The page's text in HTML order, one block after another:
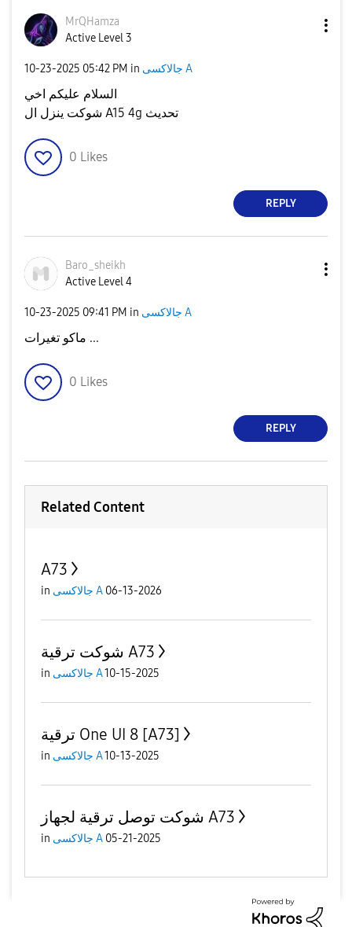
MrQHamza
Active Level 3
‎10-23-2025 05:42 PM in جالاكسى A
السلام عليكم اخي
شوكت ينزل ال A15 4g تحديث
0 Likes
REPLY
Baro_sheikh
Active Level 4
‎10-23-2025 09:41 PM in جالاكسى A
ماكو تغيرات ...
0 Likes
REPLY
Related Content
A73
in جالاكسى A 06-13-2026
شوكت ترقية A73
in جالاكسى A10-15-2025
ترقية One UI 8 [A73]
in جالاكسى A10-13-2025
شوكت توصل ترقية لجهاز A73
in جالاكسى A 05-21-2025